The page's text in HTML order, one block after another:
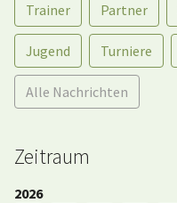
Trainer Partner
Jugend Turniere
Alle Nachrichten
Zeitraum
2026